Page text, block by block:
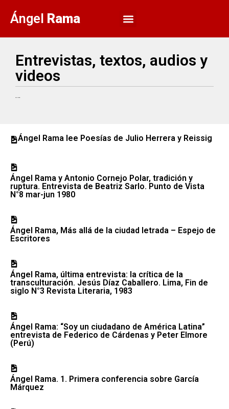
Ángel Rama
Entrevistas, textos, audios y
videos
…
Ángel Rama lee Poesías de Julio Herrera y Reissig
Ángel Rama y Antonio Cornejo Polar, tradición y
ruptura. Entrevista de Beatriz Sarlo. Punto de Vista
N°8 mar-jun 1980
Ángel Rama, Más allá de la ciudad letrada – Espejo de
Escritores
Ángel Rama, última entrevista: la crítica de la
transculturación. Jesús Díaz Caballero. Lima, Fin de
siglo N°3 Revista Literaria, 1983
Ángel Rama: “Soy un ciudadano de América Latina”
entrevista de Federico de Cárdenas y Peter Elmore
(Perú)
Ángel Rama. 1. Primera conferencia sobre García
Márquez